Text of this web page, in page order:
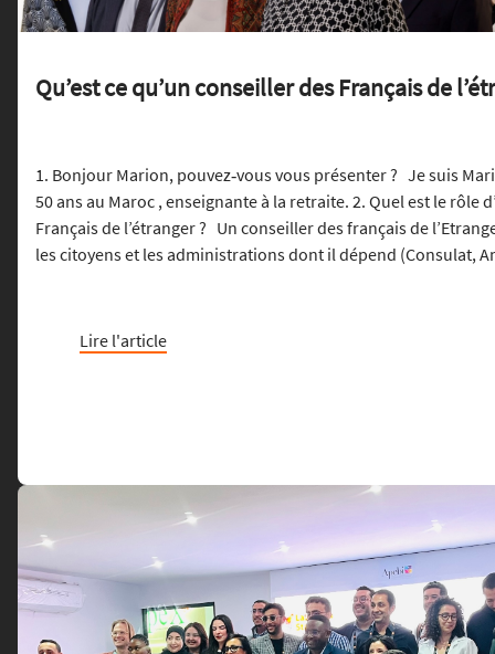
Qu’est ce qu’un conseiller des Français de
1. Bonjour Marion, pouvez‑vous vous présenter ? Je suis
50 ans au Maroc , enseignante à la retraite. 2. Quel est le rôle
Français de l’étranger ? Un conseiller des français de
les citoyens et les administrations dont il dépend (Consulat,
Lire l'article